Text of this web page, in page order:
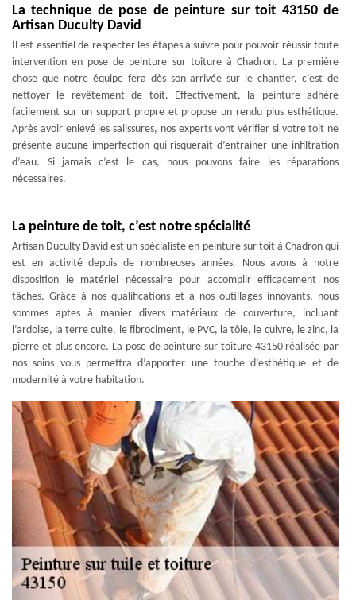
La technique de pose de peinture sur toit 43150 de
Artisan Duculty David
Il est essentiel de respecter les étapes à suivre pour pouvoir réussir toute
intervention en pose de peinture sur toiture à Chadron. La première
chose que notre équipe fera dès son arrivée sur le chantier, c’est de
nettoyer le revêtement de toit. Effectivement, la peinture adhère
facilement sur un support propre et propose un rendu plus esthétique.
Après avoir enlevé les salissures, nos experts vont vérifier si votre toit ne
présente aucune imperfection qui risquerait d’entrainer une infiltration
d’eau. Si jamais c’est le cas, nous pouvons faire les réparations
nécessaires.
La peinture de toit, c’est notre spécialité
Artisan Duculty David est un spécialiste en peinture sur toit à Chadron qui
est en activité depuis de nombreuses années. Nous avons à notre
disposition le matériel nécessaire pour accomplir efficacement nos
tâches. Grâce à nos qualifications et à nos outillages innovants, nous
sommes aptes à manier divers matériaux de couverture, incluant
l’ardoise, la terre cuite, le fibrociment, le PVC, la tôle, le cuivre, le zinc, la
pierre et plus encore. La pose de peinture sur toiture 43150 réalisée par
nos soins vous permettra d’apporter une touche d’esthétique et de
modernité à votre habitation.